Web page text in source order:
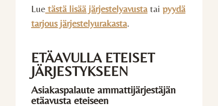
Lue tästä lisää järjestelyavusta tai pyydä
tarjous järjestelyurakasta.
ETÄAVULLA ETEISET
JÄRJESTYKSEEN
Asiakaspalaute ammattijärjestäjän
etäavusta eteiseen